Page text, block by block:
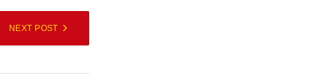
NEXT POST